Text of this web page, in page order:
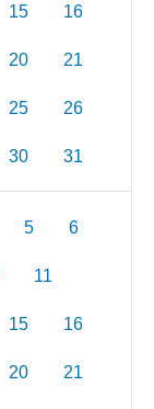
15 16
20 21
25 26
30 31
5 6
11
15 16
20 21